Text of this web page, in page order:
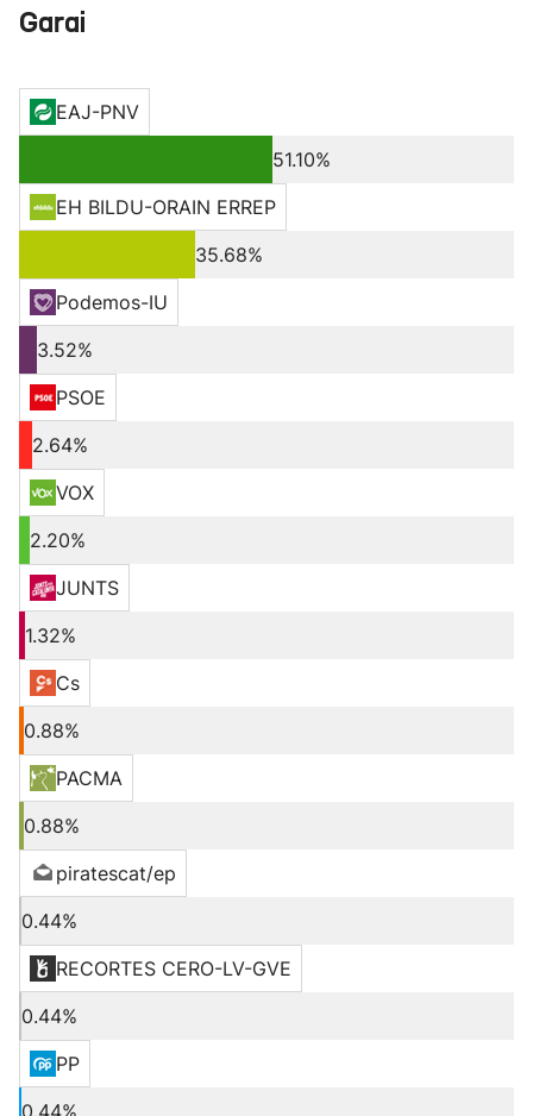
Garai
EAJ-PNV
51.10%
EH BILDU-ORAIN ERREP
35.68%
Podemos-IU
3.52%
PSOE
2.64%
VOX
2.20%
JUNTS
1.32%
Cs
0.88%
PACMA
0.88%
piratescat/ep
0.44%
RECORTES CERO-LV-GVE
0.44%
PP
0.44%